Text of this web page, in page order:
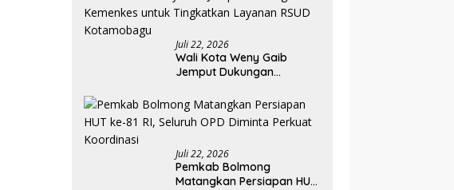
Juli 22, 2026
Wali Kota Weny Gaib
Jemput Dukungan
Tingkatkan Layanan RSUD
Kotamobagu
Juli 22, 2026
Pemkab Bolmong
Matangkan Persiapan HUT